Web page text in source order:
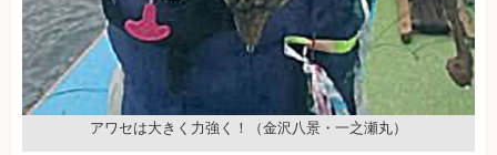
アワセは大きく力強く！（金沢八景・一之瀬丸）